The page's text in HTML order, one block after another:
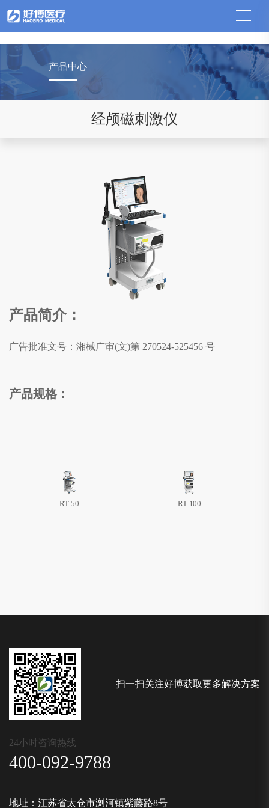
产品中心
经颅磁刺激仪
产品简介：
广告批准文号：湘械广审(文)第 270524-525456 号
产品规格：
RT-50 RT-100
扫一扫关注好博获取更多解决方案
24小时咨询热线
400-092-9788
地址：江苏省太仓市浏河镇紫藤路8号